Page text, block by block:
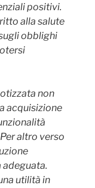
positivi.
alla salute
obblighi
non
acquisizione
altro verso
utilità in